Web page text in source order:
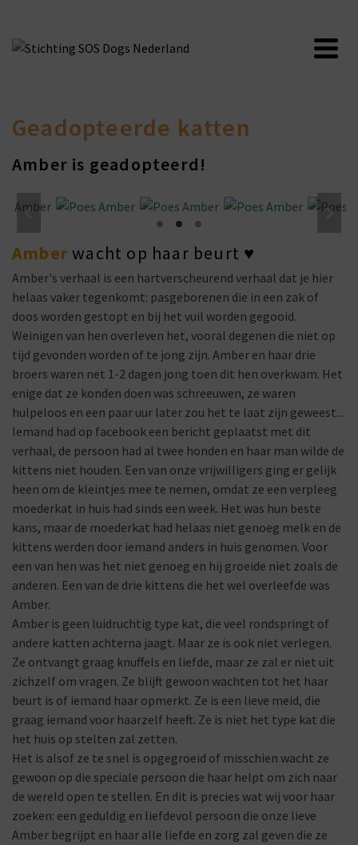
Geadopteerde katten
Amber is geadopteerd!
Amberwacht op haar beurt ♥
Amber's verhaal is een hartverscheurend verhaal dat je hier
helaas vaker tegenkomt: pasgeborenen die in een zak of
doos worden gestopt en bij het vuil worden gegooid.
Weinigen van hen overleven het, vooral degenen die niet op
tijd gevonden worden of te jong zijn. Amber en haar drie
broers waren net 1-2 dagen jong toen dit hen overkwam. Het
enige dat ze konden doen was schreeuwen, ze waren
hulpeloos en een paar uur later zou het te laat zijn geweest...
Iemand had op facebook een bericht geplaatst met dit
verhaal, de persoon had al twee honden en haar man wilde de
kittens niet houden. Een van onze vrijwilligers ging er gelijk
heen om de kleintjes mee te nemen, omdat ze een verpleeg
moederkat in huis had sinds een week. Het was hun beste
kans, maar de moederkat had helaas niet genoeg melk en de
kittens werden door iemand anders in huis genomen. Voor
een van hen was het niet genoeg en hij groeide niet zoals de
anderen. Een van de drie kittens die het wel overleefde was
Amber.
Amber is geen luidruchtig type kat, die veel rondspringt of
andere katten achterna jaagt. Maar ze is ook niet verlegen.
Ze ontvangt graag knuffels en liefde, maar ze zal er niet uit
zichzelf om vragen. Ze blijft gewoon wachten tot het haar
beurt is of iemand haar opmerkt. Ze is een lieve meid, die
graag iemand voor haarzelf heeft. Ze is niet het type kat die
het huis op stelten zal zetten.
Het is alsof ze te snel is opgegroeid of misschien wacht ze
gewoon op die speciale persoon die haar helpt om zich naar
de wereld open te stellen. En dit is precies wat wij voor haar
zoeken: een geduldig en liefdevol persoon die onze lieve
Amber begrijpt en haar alle liefde en zorg zal geven die ze